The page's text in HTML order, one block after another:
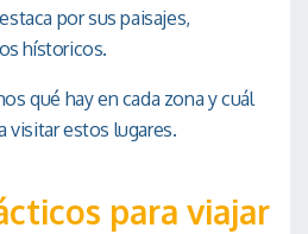
por sus paisajes,
hístoricos.
qué hay en cada zona y cuál
visitar estos lugares.
para viajar